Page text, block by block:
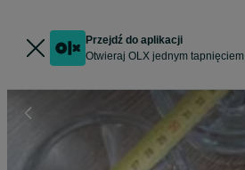
Przejdź do aplikacji
Otwieraj OLX jednym tapnięciem